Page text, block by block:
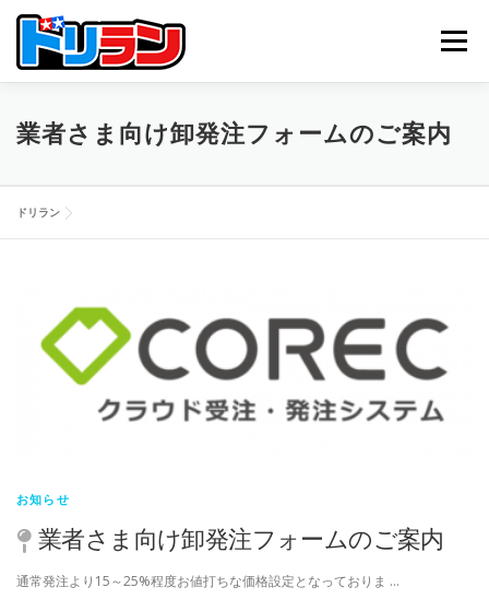
メニュー
TOP ABOUT US NEWS CONTACT
業者さま向け卸発注フォームのご案内
ドリラン
お知らせ
業者さま向け卸発注フォームのご案内
通常発注より15～25%程度お値打ちな価格設定となっておりま …